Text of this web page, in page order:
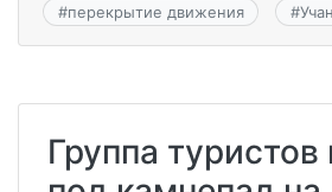
#перекрытие движения #
Группа туристов